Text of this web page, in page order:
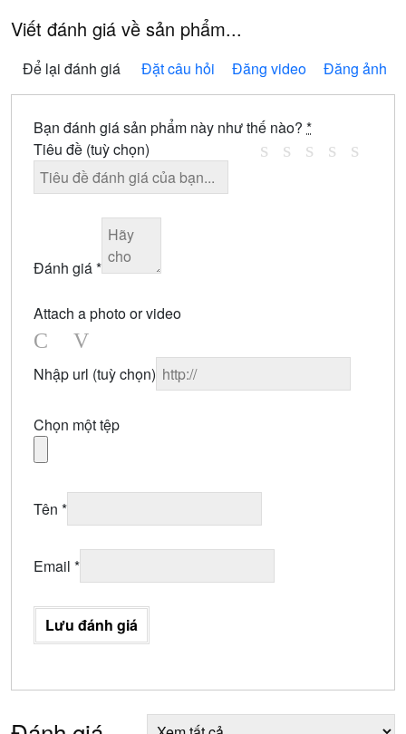
Viết đánh giá về sản phẩm...
Để lại đánh giá Đặt câu hỏi Đăng video Đăng ảnh
Bạn đánh giá sản phẩm này như thế nào? *
Tiêu đề (tuỳ chọn)
Đánh giá*
Attach a photo or video
Photo
Nhập url (tuỳ chọn)
Chọn một tệp
Tên *
Email *
Lưu đánh giá